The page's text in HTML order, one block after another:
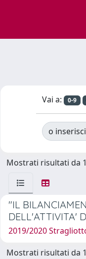
Vai a: 0-9
o
Mostrati risultati da
"IL
DELL'ATTIVITA'
2019/2020
Mostrati risultati da